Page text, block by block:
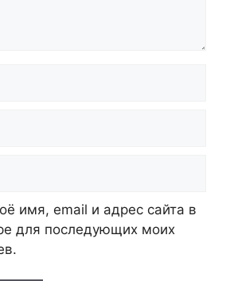
имя, email и адрес сайта в
для последующих моих